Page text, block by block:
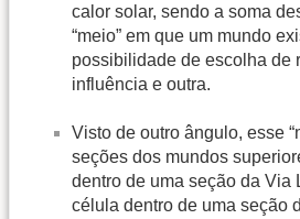
calor solar, sendo a soma
“meio” em que um mundo
possibilidade de escolha de
influência e outra.
Visto de outro ângulo, esse
seções dos mundos
dentro de uma seção da Via
célula dentro de uma seção